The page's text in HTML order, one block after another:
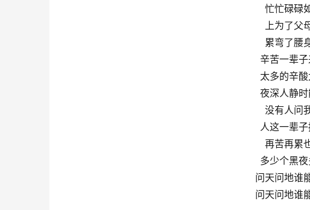
忙忙碌碌
上为了父
累弯了腰
辛苦一辈
太多的辛
夜深人静
没有人问
人这一辈
再苦再累
多少个黑
问天问地谁
问天问地谁